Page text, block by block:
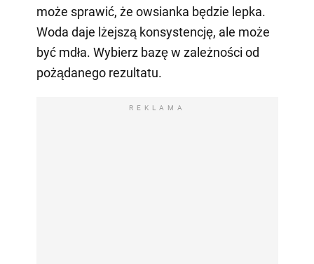
może sprawić, że owsianka będzie lepka.
Woda daje lżejszą konsystencję, ale może
być mdła. Wybierz bazę w zależności od
pożądanego rezultatu.
REKLAMA